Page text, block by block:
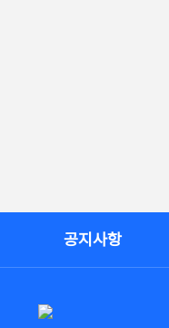
공지사항